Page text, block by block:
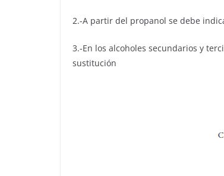
2.-A partir del propanol se debe
3.-En los alcoholes secundarios y
sustitución